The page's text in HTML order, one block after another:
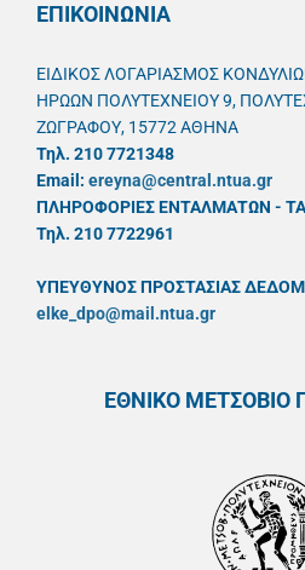
ΕΠΙΚΟΙΝΩΝΙΑ
ΕΙΔΙΚΟΣ ΛΟΓΑΡΙΑΣΜΟΣ
ΗΡΩΩΝ ΠΟΛΥΤΕΧΝΕΙΟΥ 9,
ΖΩΓΡΑΦΟΥ, 15772 ΑΘΗΝΑ
Τηλ. 210 7721348
Email: ereyna@central.ntua.gr
ΠΛΗΡΟΦΟΡΙΕΣ ΕΝΤΑΛΜΑΤΩΝ -
Τηλ. 210 7722961
ΥΠΕΥΘYΝΟΣ ΠΡΟΣΤΑΣΙΑΣ
elke_dpo@mail.ntua.gr
ΕΘΝΙΚΟ ΜΕΤΣΟΒΙΟ